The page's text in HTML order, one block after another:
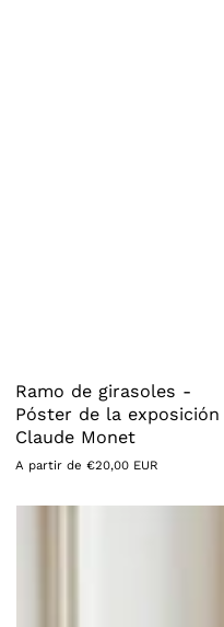
Ramo de girasoles -
Póster de la exposición
Claude Monet
Precio
habitual
A partir de €20,00 EUR